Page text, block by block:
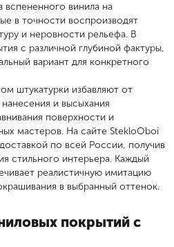
вспененного винила на
в точности воспроизводят
и неровности рельефа. В
с различной глубиной фактуры,
вариант для конкретного
штукатурки избавляют от
и высыхания
поверхности и
мастеров. На сайте StekloOboi
по всей России, получив
стильного интерьера. Каждый
реалистичную имитацию
в выбранный оттенок.
покрытий с